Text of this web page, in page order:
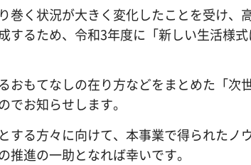
巻く状況が大きく変化したことを受け、
するため、令和3年度に「新しい生活様
おもてなしの在り方などをまとめた「次
お知らせします。
する方々に向けて、本事業で得られたノ
進の一助となれば幸いです。